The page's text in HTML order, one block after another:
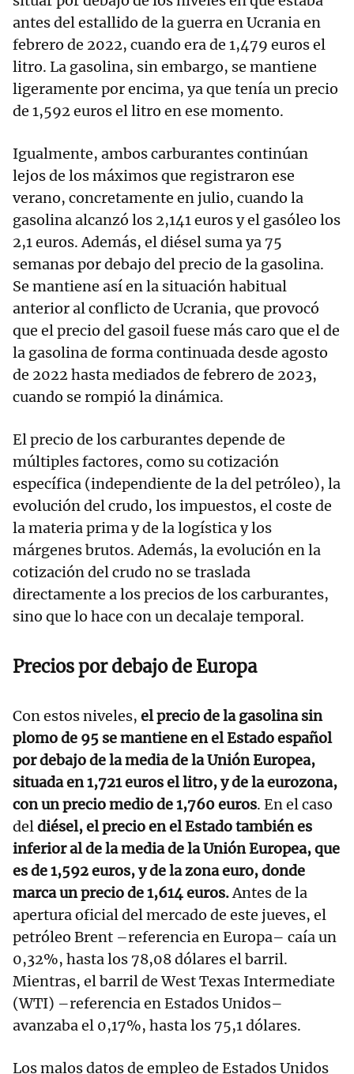
antes del estallido de la guerra en Ucrania en
febrero de 2022, cuando era de 1,479 euros el
litro. La gasolina, sin embargo, se mantiene
ligeramente por encima, ya que tenía un precio
de 1,592 euros el litro en ese momento.
Igualmente, ambos carburantes continúan
lejos de los máximos que registraron ese
verano, concretamente en julio, cuando la
gasolina alcanzó los 2,141 euros y el gasóleo los
2,1 euros. Además, el diésel suma ya 75
semanas por debajo del precio de la gasolina.
Se mantiene así en la situación habitual
anterior al conflicto de Ucrania, que provocó
que el precio del gasoil fuese más caro que el de
la gasolina de forma continuada desde agosto
de 2022 hasta mediados de febrero de 2023,
cuando se rompió la dinámica.
El precio de los carburantes depende de
múltiples factores, como su cotización
específica (independiente de la del petróleo), la
evolución del crudo, los impuestos, el coste de
la materia prima y de la logística y los
márgenes brutos. Además, la evolución en la
cotización del crudo no se traslada
directamente a los precios de los carburantes,
sino que lo hace con un decalaje temporal.
Precios por debajo de Europa
Con estos niveles, el precio de la gasolina sin
plomo de 95 se mantiene en el Estado español
por debajo de la media de la Unión Europea,
situada en 1,721 euros el litro, y de la eurozona,
con un precio medio de 1,760 euros. En el caso
deldiésel, el precio en el Estado también es
inferior al de la media de la Unión Europea, que
es de 1,592 euros, y de la zona euro, donde
marca un precio de 1,614 euros.Antes de la
apertura oficial del mercado de este jueves, el
petróleo Brent –referencia en Europa– caía un
0,32%, hasta los 78,08 dólares el barril.
Mientras, el barril de West Texas Intermediate
(WTI) –referencia en Estados Unidos–
avanzaba el 0,17%, hasta los 75,1 dólares.
Los malos datos de empleo de Estados Unidos